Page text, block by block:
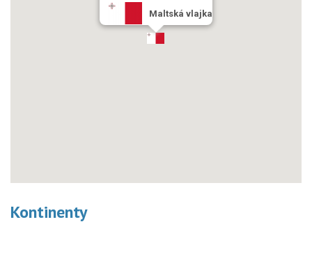
Maltská vlajka
Kontinenty